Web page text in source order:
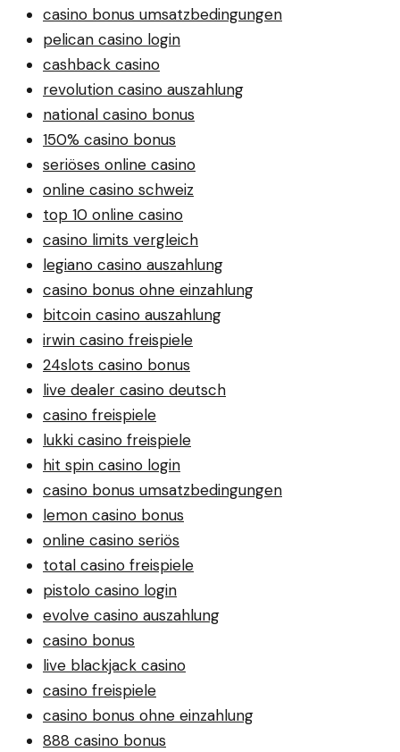
casino bonus umsatzbedingungen
pelican casino login
cashback casino
revolution casino auszahlung
national casino bonus
150% casino bonus
seriöses online casino
online casino schweiz
top 10 online casino
casino limits vergleich
legiano casino auszahlung
casino bonus ohne einzahlung
bitcoin casino auszahlung
irwin casino freispiele
24slots casino bonus
live dealer casino deutsch
casino freispiele
lukki casino freispiele
hit spin casino login
casino bonus umsatzbedingungen
lemon casino bonus
online casino seriös
total casino freispiele
pistolo casino login
evolve casino auszahlung
casino bonus
live blackjack casino
casino freispiele
casino bonus ohne einzahlung
888 casino bonus